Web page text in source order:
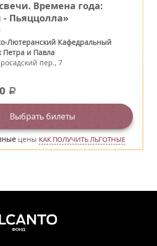
Времена года:
Пьяццолла»
Лютеранский Кафедральный
Петра и Павла
пер., 7
a
Выбрать билеты
цены КАК ПОЛУЧИТЬ ЛЬГОТНЫЕ